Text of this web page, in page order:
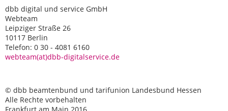
dbb digital und service GmbH
Webteam
Leipziger Straße 26
10117 Berlin
Telefon: 0 30 - 4081 6160
webteam(at)dbb-digitalservice.de
© dbb beamtenbund und tarifunion Landesbund Hessen
Alle Rechte vorbehalten